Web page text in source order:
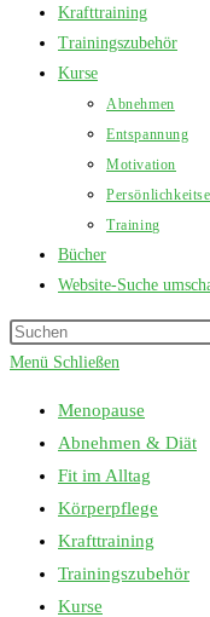
Krafttraining
Trainingszubehör
Kurse
Abnehmen
Entspannung
Motivation
Training
Bücher
Website-Suche
Menü Schließen
Menopause
Abnehmen & Diät
Fit im Alltag
Körperpflege
Krafttraining
Trainingszubehör
Kurse